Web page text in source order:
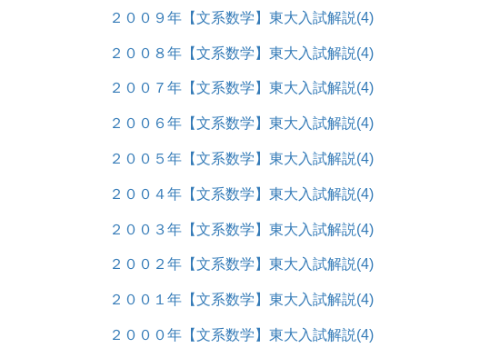
２００９年【文系数学】東大入試解説(4)
２００８年【文系数学】東大入試解説(4)
２００７年【文系数学】東大入試解説(4)
２００６年【文系数学】東大入試解説(4)
２００５年【文系数学】東大入試解説(4)
２００４年【文系数学】東大入試解説(4)
２００３年【文系数学】東大入試解説(4)
２００２年【文系数学】東大入試解説(4)
２００１年【文系数学】東大入試解説(4)
２０００年【文系数学】東大入試解説(4)